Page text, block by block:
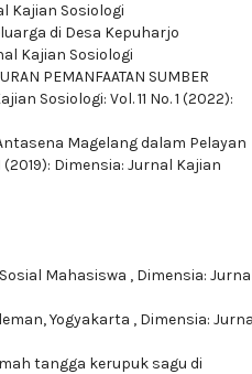
Kajian Sosiologi
di Desa Kepuharjo
Kajian Sosiologi
PEMANFAATAN SUMBER
Sosiologi: Vol. 11 No. 1 (2022):
Magelang dalam Pelayan
(2019): Dimensia: Jurnal Kajian
Mahasiswa , Dimensia:
Yogyakarta , Dimensia:
tangga kerupuk sagu di